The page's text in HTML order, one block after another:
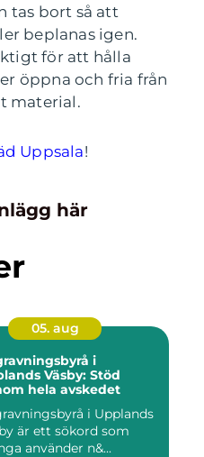
tas bort så att
beplanas igen.
för att hålla
öppna och fria från
material.
Uppsala!
här
05. aug
i
Väsby: Stöd
hela avskedet
i Upplands
är ett sökord som
använder n&...